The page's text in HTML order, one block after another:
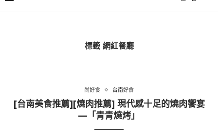
標籤 網紅餐廳
尚好食 台南好食
[台南美食推薦][燒肉推薦] 現代感十足的燒肉饗宴
—「青青燒烤」